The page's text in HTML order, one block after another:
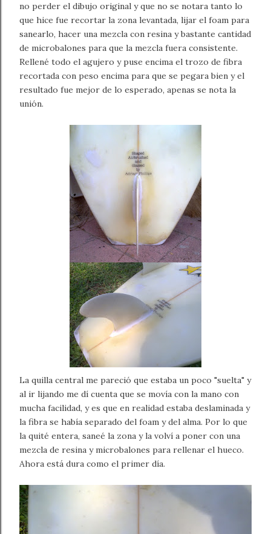
no perder el dibujo original y que no se notara tanto lo
que hice fue recortar la zona levantada, lijar el foam para
sanearlo, hacer una mezcla con resina y bastante cantidad
de microbalones para que la mezcla fuera consistente.
Rellené todo el agujero y puse encima el trozo de fibra
recortada con peso encima para que se pegara bien y el
resultado fue mejor de lo esperado, apenas se nota la
unión.
La quilla central me pareció que estaba un poco "suelta" y
al ir lijando me dí cuenta que se movía con la mano con
mucha facilidad, y es que en realidad estaba deslaminada y
la fibra se había separado del foam y del alma. Por lo que
la quité entera, saneé la zona y la volví a poner con una
mezcla de resina y microbalones para rellenar el hueco.
Ahora está dura como el primer día.